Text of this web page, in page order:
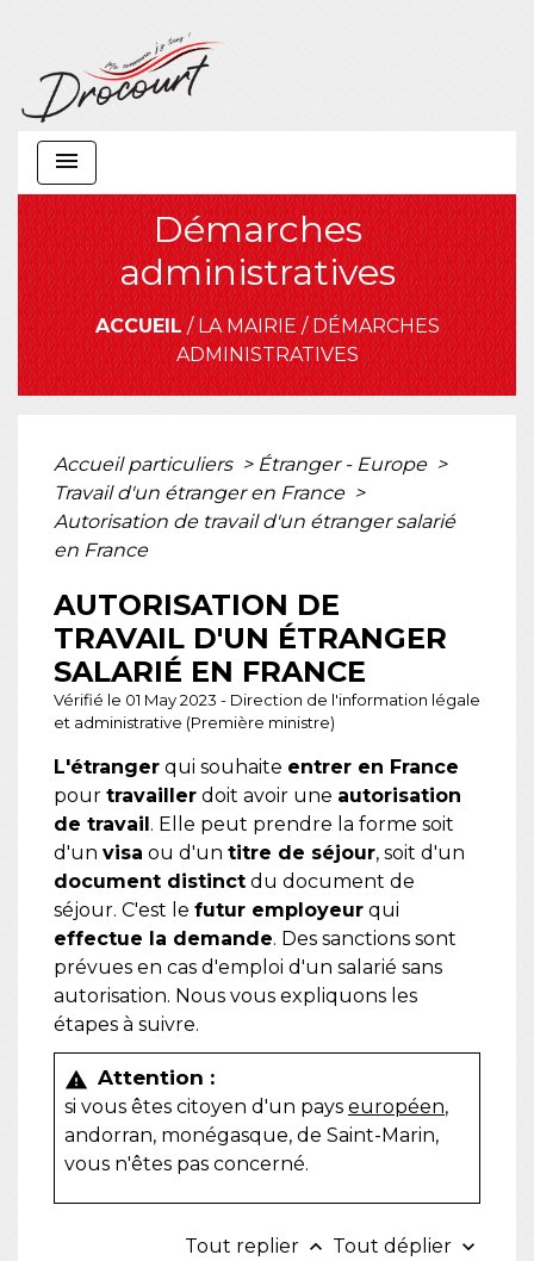
menu
Démarches
administratives
ACCUEIL/LA MAIRIE/DÉMARCHES
ADMINISTRATIVES
Accueil particuliers > Étranger - Europe >
Travail d'un étranger en France >
Autorisation de travail d'un étranger salarié
en France
AUTORISATION DE
TRAVAIL D'UN ÉTRANGER
SALARIÉ EN FRANCE
Vérifié le 01 May 2023 - Direction de l'information légale
et administrative (Première ministre)
L'étranger qui souhaite entrer en France
pour travailler doit avoir une autorisation
de travail . Elle peut prendre la forme soit
d'un visa ou d'un titre de séjour, soit d'un
document distinct du document de
séjour. C'est le futur employeur qui
effectue la demande. Des sanctions sont
prévues en cas d'emploi d'un salarié sans
autorisation. Nous vous expliquons les
étapes à suivre.
warning Attention :
si vous êtes citoyen d'un pays européen,
andorran, monégasque, de Saint-Marin,
vous n'êtes pas concerné.
Tout replier keyboard_arrow_up Tout déplier keyboard_arrow_down